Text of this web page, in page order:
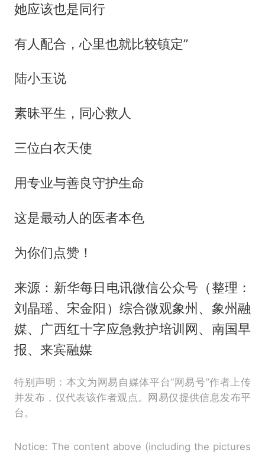
她应该也是同行
有人配合，心里也就比较镇定”
陆小玉说
素昧平生，同心救人
三位白衣天使
用专业与善良守护生命
这是最动人的医者本色
为你们点赞！
来源：新华每日电讯微信公众号（整理：
刘晶瑶、宋金阳）综合微观象州、象州融
媒、广西红十字应急救护培训网、南国早
报、来宾融媒
特别声明：本文为网易自媒体平台“网易号”作者上传
并发布，仅代表该作者观点。网易仅提供信息发布平
台。
Notice: The content above (including the pictures